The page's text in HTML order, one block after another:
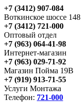
+7 (3412) 907-084
Воткинское шоссе 148
+7 (3412) 721-000
Оптовый отдел
+7 (963) 064-41-98
Интернет-магазин
+7 (963) 029-71-92
Магазин Пойма 19В
+7 (919) 913-71-55
Услуги Монтажа
Телефон: 721-000